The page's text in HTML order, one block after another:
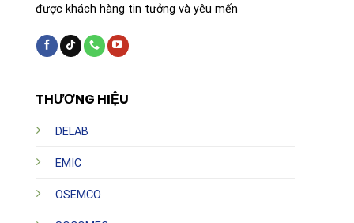
THƯƠNG HIỆU
DELAB
EMIC
OSEMCO
được khách hàng tin tưởng và yêu mến